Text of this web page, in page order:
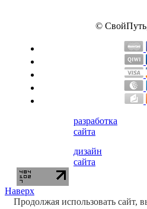
Энергетики
Гейнеры
©
разработка
сайта
дизайн
сайта
Наверх
Продолжая использовать сайт,